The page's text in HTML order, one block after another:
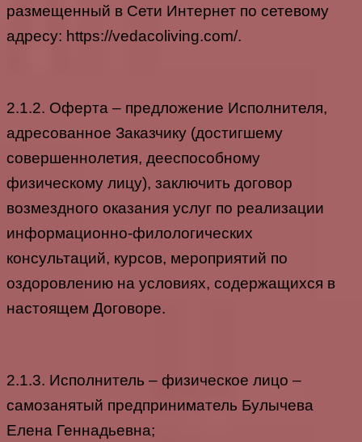
размещенный в Сети Интернет по сетевому
адресу: https://vedacoliving.com/.
2.1.2. Оферта – предложение Исполнителя,
адресованное Заказчику (достигшему
совершеннолетия, дееспособному
физическому лицу), заключить договор
возмездного оказания услуг по реализации
информационно-филологических
консультаций, курсов, мероприятий по
оздоровлению на условиях, содержащихся в
настоящем Договоре.
2.1.3. Исполнитель – физическое лицо –
самозанятый предприниматель Булычева
Елена Геннадьевна;